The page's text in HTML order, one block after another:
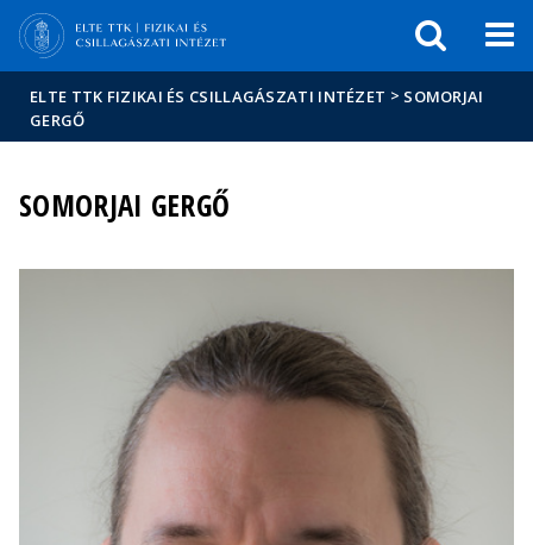
Események
sajtóban
ELTE TTK FIZIKAI ÉS CSILLAGÁSZATI INTÉZET > SOMORJAI
GERGŐ
SOMORJAI GERGŐ